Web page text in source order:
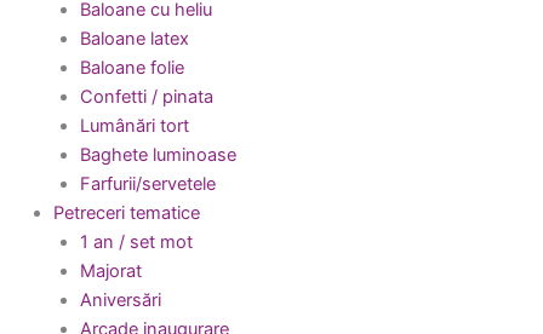
Baloane cu heliu
Baloane latex
Baloane folie
Confetti / pinata
Lumânări tort
Baghete luminoase
Farfurii/servetele
Petreceri tematice
1 an / set mot
Majorat
Aniversări
Arcade inaugurare